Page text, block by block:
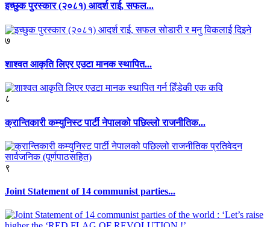
इच्छुक पुरस्कार (२०८१) आदर्श राई, सफल...
७
शाश्वत आकृति लिएर एउटा मानक स्थापित...
८
क्रान्तिकारी कम्युनिस्ट पार्टी नेपालको पछिल्लो राजनीतिक...
९
Joint Statement of 14 communist parties...